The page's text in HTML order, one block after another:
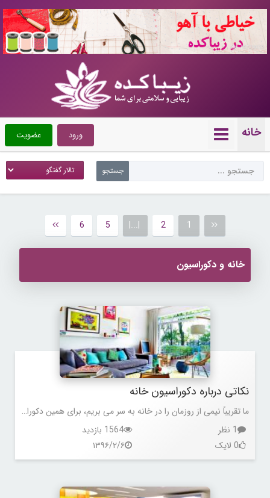
10720033
خانه عضویت ورود
1
2
|...|
5
6
خانه و دکوراسیون
نکاتی درباره دکوراسیون خانه
ما تقریباً نیمی از روزمان را در خانه به سر می بریم، برای همین دکوراسیون مناسب، در آرامش و زیبایی فضای خانه تأثیر بسزایی دارد.
1 نظر
1564 بازدید
0 لایک
۱۳۹۶/۲/۶